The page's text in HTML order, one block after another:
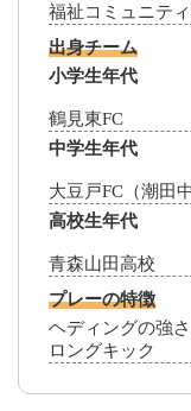
福祉コミュニテ
出身チーム
小学生年代
鶴見東FC
中学生年代
大豆戸FC（潮田
高校生年代
青森山田高校
プレーの特徴
ヘディングの強
ロングキック